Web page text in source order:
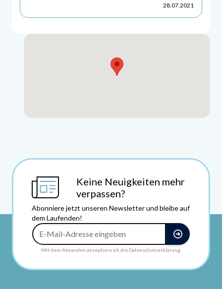
28.07.2021
Keine Neuigkeiten mehr
verpassen?
Abonniere jetzt unseren Newsletter und bleibe auf
dem Laufenden!
Mit dem Absenden akzeptiere ich die Datenschutzerklärung.